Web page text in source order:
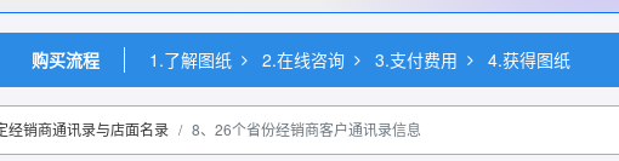
购买流程 1.了解图纸 2.在线咨询 3.支付费用 4.获得图纸
经销商通讯录与店面名录 8、26个省份经销商客户通讯录信息